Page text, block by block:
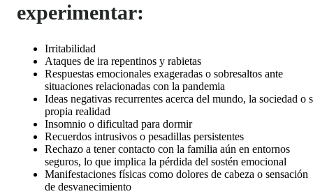
experimentar:
Irritabilidad
Ataques de ira repentinos y rabietas
Respuestas emocionales exageradas o sobresaltos ante
situaciones relacionadas con la pandemia
Ideas negativas recurrentes acerca del mundo, la sociedad o
propia realidad
Insomnio o dificultad para dormir
Recuerdos intrusivos o pesadillas persistentes
Rechazo a tener contacto con la familia aún en entornos
seguros, lo que implica la pérdida del sostén emocional
Manifestaciones físicas como dolores de cabeza o sensación
de desvanecimiento